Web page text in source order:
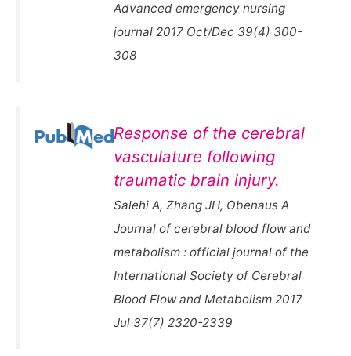
Advanced emergency nursing
journal 2017 Oct/Dec 39(4) 300-
308
Response of the cerebral
vasculature following
traumatic brain injury.
Salehi A, Zhang JH, Obenaus A
Journal of cerebral blood flow and
metabolism : official journal of the
International Society of Cerebral
Blood Flow and Metabolism 2017
Jul 37(7) 2320-2339